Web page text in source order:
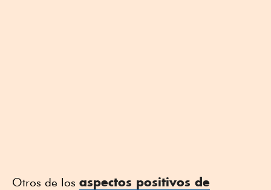
Otros de los aspectos positivos de